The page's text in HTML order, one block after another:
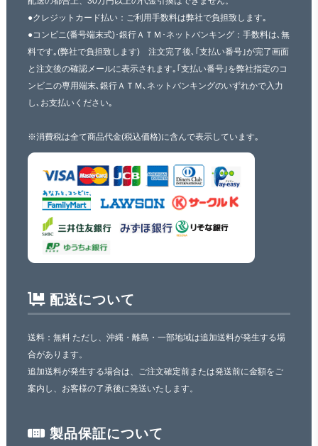
●クレジットカード払い：ご利用手数料は弊社で負担致します｡
●コンビニ(番号端末式)･銀行ＡＴＭ･ネットバンキング：手数料は､無
料です｡(弊社で負担致します) 注文完了後､｢支払い番号｣が完了画面
と注文後の確認メールに表示されます｡｢支払い番号｣を弊社指定のコ
ンビニの専用端末､銀行ＡＴＭ､ネットバンキングのいずれかで入力
し､お支払いください｡
※消費税は全て商品代金(税込価格)に含んで表示しています｡
配送について
送料：無料 ただし、沖縄・離島・一部地域は追加送料が発生する場
合があります。
追加送料が発生する場合は、ご注文確定前または発送前に金額をご
案内し、お客様の了承後に発送いたします。
製品保証について